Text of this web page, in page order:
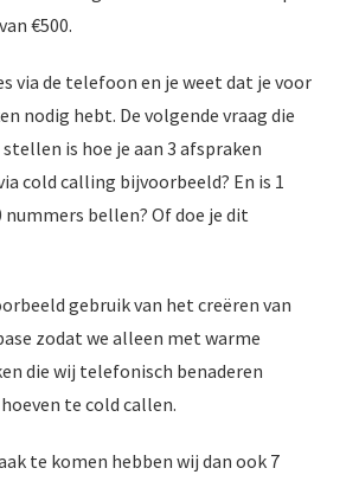
€500.
via de telefoon en je weet dat je voor
nodig hebt. De volgende vraag die
is hoe je aan 3 afspraken
cold calling bijvoorbeeld? En is 1
nummers bellen? Of doe je dit
gebruik van het creëren van
zodat we alleen met warme
die wij telefonisch benaderen
te cold callen.
te komen hebben wij dan ook 7